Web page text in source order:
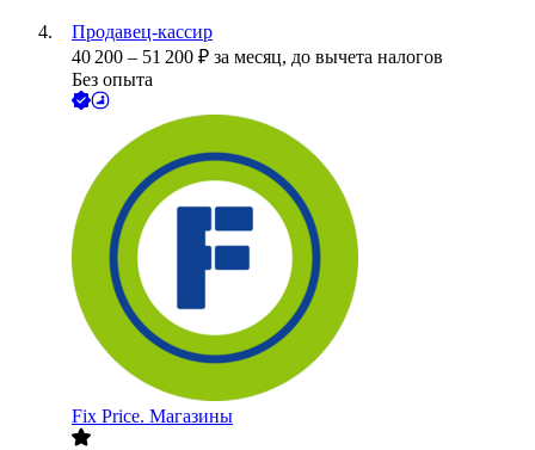
Продавец-кассир
40 200 – 51 200 ₽ за месяц, до вычета налогов
Без опыта
Fix Price. Магазины